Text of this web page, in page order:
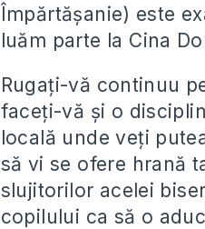
Împărtășanie) este
luăm parte la Cina
Rugați-vă continuu
faceți-vă și o
locală unde veți
să vi se ofere hrană
slujitorilor acelei
copilului ca să o